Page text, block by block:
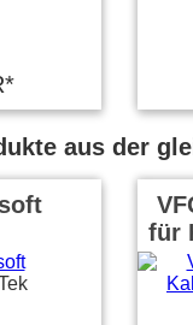
aus der
für